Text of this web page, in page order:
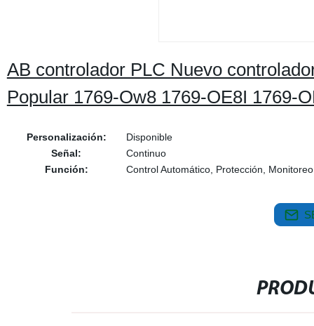
AB controlador PLC Nuevo
Popular 1769-Ow8 1769-OE8I 1769-
Personalización:
Disponible
Señal:
Continuo
Función:
Control Automático, Protección,